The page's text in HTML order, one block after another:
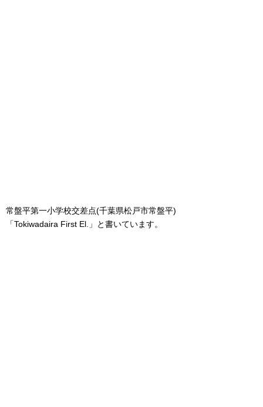
常盤平第一小学校交差点(千葉県松戸市常盤平)
「Tokiwadaira First El.」と書いています。